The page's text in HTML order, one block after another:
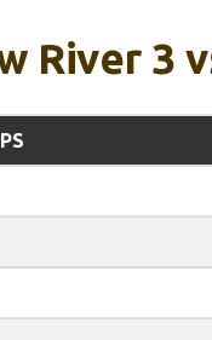
River 3